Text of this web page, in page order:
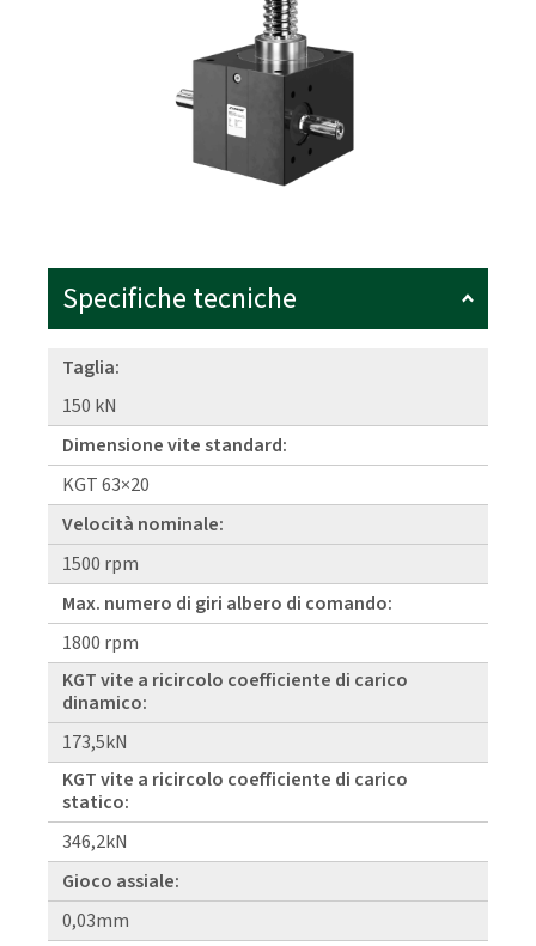
Specifiche tecniche
Taglia:
150 kN
Dimensione vite standard:
KGT 63×20
Velocità nominale:
1500 rpm
Max. numero di giri albero di comando:
1800 rpm
KGT vite a ricircolo coefficiente di carico
dinamico:
173,5kN
KGT vite a ricircolo coefficiente di carico
statico:
346,2kN
Gioco assiale:
0,03mm